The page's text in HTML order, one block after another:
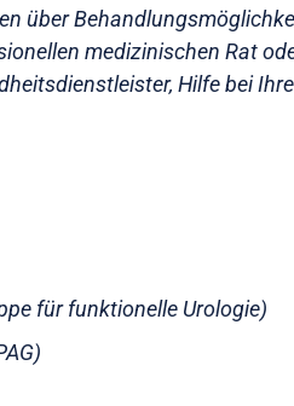
über
medizinischen Rat
Hilfe bei
für funktionelle Urologie)